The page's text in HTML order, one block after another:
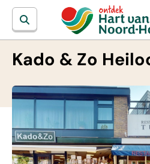
Kado & Zo